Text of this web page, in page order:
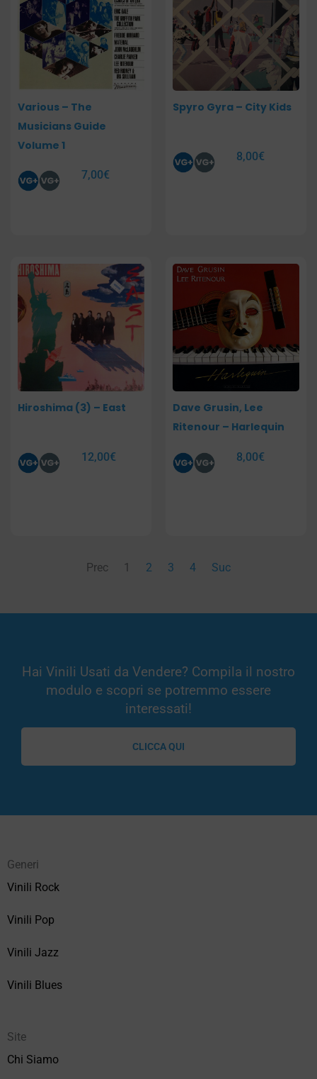
Various – The
Musicians Guide
Volume 1
7,00€
Spyro Gyra – City Kids
8,00€
Hiroshima (3) – East
12,00€
Dave Grusin, Lee
Ritenour – Harlequin
8,00€
Prec 1 2 3 4 Suc
Hai Vinili Usati da Vendere? Compila il nostro
modulo e scopri se potremmo essere
interessati!
CLICCA QUI
Generi
Vinili Rock
Vinili Pop
Vinili Jazz
Vinili Blues
Site
Chi Siamo